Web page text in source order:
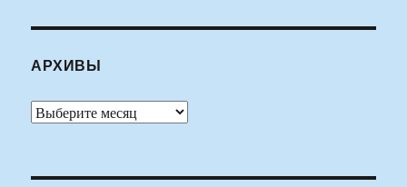
АРХИВЫ
Архивы